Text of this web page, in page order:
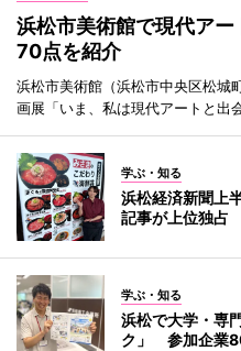
浜松市美術館で現代ア
70点を紹介
浜松市美術館（浜松市中央区松
画展「いま、私は現代アートと出
学ぶ・知る
浜松経済新聞上
記事が上位独占
学ぶ・知る
浜松で大学・専
ク」 参加企業